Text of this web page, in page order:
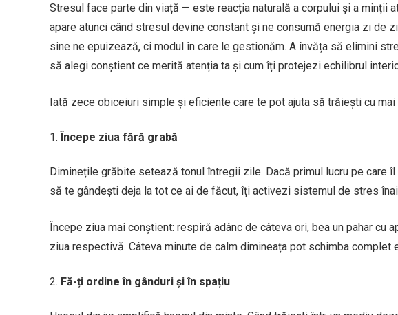
Stresul face parte din viață — este reacția naturală a corpului și a minții
apare atunci când stresul devine constant și ne consumă energia zi de
sine ne epuizează, ci modul în care le gestionăm. A învăța să elimini
să alegi conștient ce merită atenția ta și cum îți protejezi echilibrul
Iată zece obiceiuri simple și eficiente care te pot ajuta să trăiești cu mai
Începe ziua fără grabă
Diminețile grăbite setează tonul întregii zile. Dacă primul lucru pe care
să te gândești deja la tot ce ai de făcut, îți activezi sistemul de stres
Începe ziua mai conștient: respiră adânc de câteva ori, bea un pahar
ziua respectivă. Câteva minute de calm dimineața pot schimba complet
Fă-ți ordine în gânduri și în spațiu